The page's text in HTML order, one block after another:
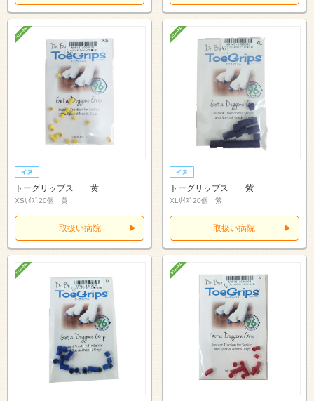
トーグリップス 黄
XSｻｲｽﾞ20個 黄
取扱い病院
トーグリップス 紫
XLｻｲｽﾞ20個 紫
取扱い病院